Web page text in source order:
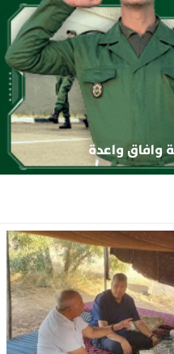
وافاق واعدة